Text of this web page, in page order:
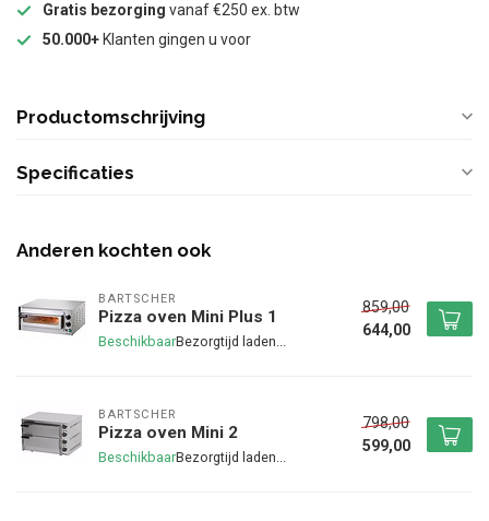
Gratis bezorging vanaf €250 ex. btw
50.000+ Klanten gingen u voor
Productomschrijving
Specificaties
Anderen kochten ook
BARTSCHER
Pizza oven Mini Plus 1
Beschikbaar
859,00
644,00
BARTSCHER
Pizza oven Mini 2
Beschikbaar
798,00
599,00